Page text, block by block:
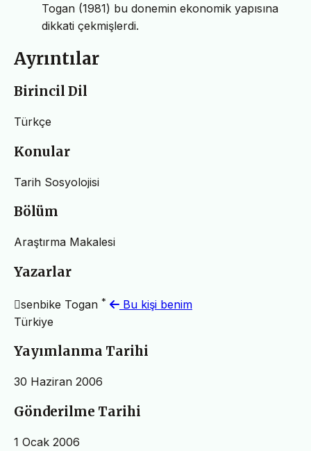
Togan (1981) bu donemin ekonomik yapısına
dikkati çekmişlerdi.
Ayrıntılar
Birincil Dil
Türkçe
Konular
Tarih Sosyolojisi
Bölüm
Araştırma Makalesi
Yazarlar
􏰀senbike Togan *
Bu kişi benim
Türkiye
Yayımlanma Tarihi
30 Haziran 2006
Gönderilme Tarihi
1 Ocak 2006